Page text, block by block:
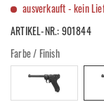
ausverkauft - kein
ARTIKEL-NR.:901844
Farbe / Finish